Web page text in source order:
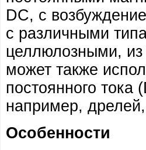
DC, с
с различными
целлюлозными, из
может также
постоянного тока
например,
Особенности